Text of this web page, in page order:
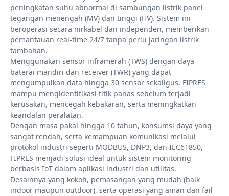
peningkatan suhu abnormal di sambungan listrik panel
tegangan menengah (MV) dan tinggi (HV). Sistem ini
beroperasi secara nirkabel dan independen, memberikan
pemantauan real-time 24/7 tanpa perlu jaringan listrik
tambahan.
Menggunakan sensor inframerah (TWS) dengan daya
baterai mandiri dan receiver (TWR) yang dapat
mengumpulkan data hingga 30 sensor sekaligus, FIPRES
mampu mengidentifikasi titik panas sebelum terjadi
kerusakan, mencegah kebakaran, serta meningkatkan
keandalan peralatan.
Dengan masa pakai hingga 10 tahun, konsumsi daya yang
sangat rendah, serta kemampuan komunikasi melalui
protokol industri seperti MODBUS, DNP3, dan IEC61850,
FIPRES menjadi solusi ideal untuk sistem monitoring
berbasis IoT dalam aplikasi industri dan utilitas.
Desainnya yang kokoh, pemasangan yang mudah (baik
indoor maupun outdoor), serta operasi yang aman dan fail-